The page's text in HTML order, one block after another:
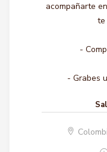
acompañarte
te
-
- Grabes